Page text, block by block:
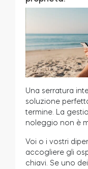
Una serratura
soluzione
termine. La
noleggio non è
Voi o i vostri
accogliere gli
chiavi. Se uno